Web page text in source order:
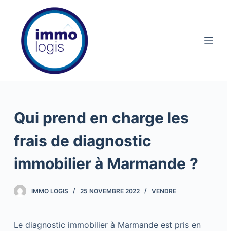
c
e
u
Qui prend en charge les
frais de diagnostic
immobilier à Marmande ?
IMMO LOGIS 25 NOVEMBRE 2022 VENDRE
Le diagnostic immobilier à Marmande est pris en